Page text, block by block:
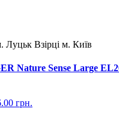
Луцьк Взірці м. Київ
Nature Sense Large
грн.